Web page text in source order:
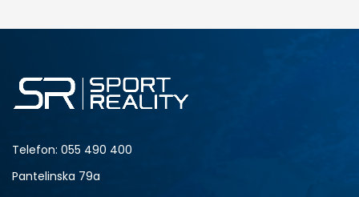
Telefon: 055 490 400
Pantelinska 79a